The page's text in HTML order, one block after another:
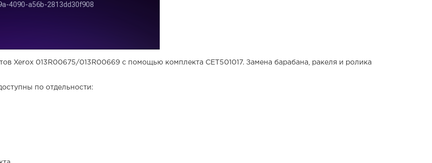
Xerox 013R00675/013R00669 с помощью комплекта CET501017. Замена барабана, ракеля и ролика
по отдельности: